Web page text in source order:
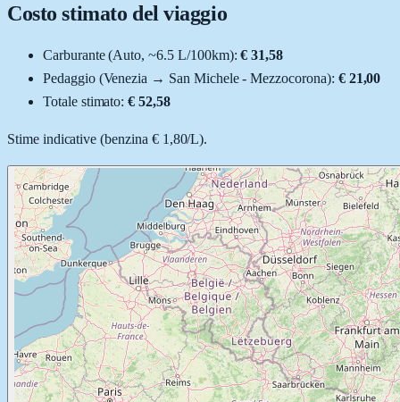
Costo stimato del viaggio
Carburante (Auto, ~6.5 L/100km): € 31,58
Pedaggio (Venezia → San Michele - Mezzocorona): € 21,00
Totale stimato:€ 52,58
Stime indicative (benzina € 1,80/L).